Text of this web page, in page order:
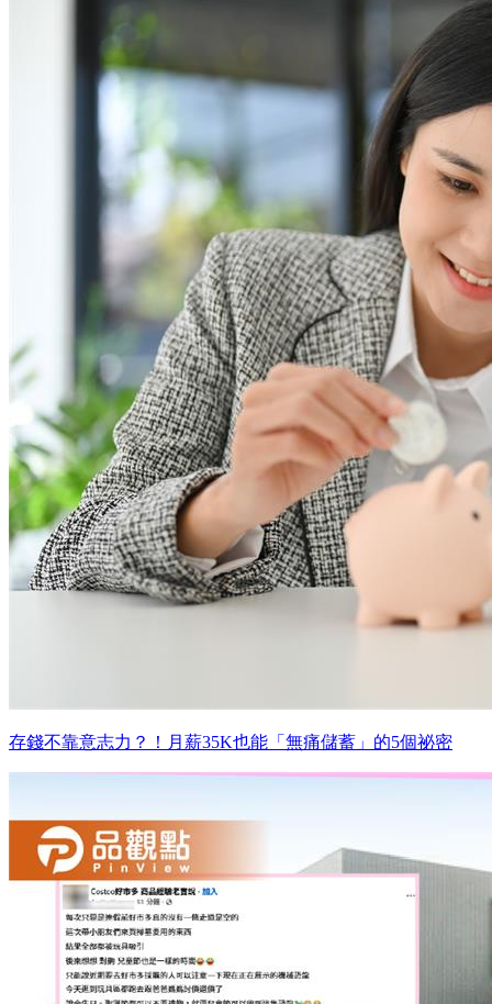
存錢不靠意志力？！月薪35K也能「無痛儲蓄」的5個祕密